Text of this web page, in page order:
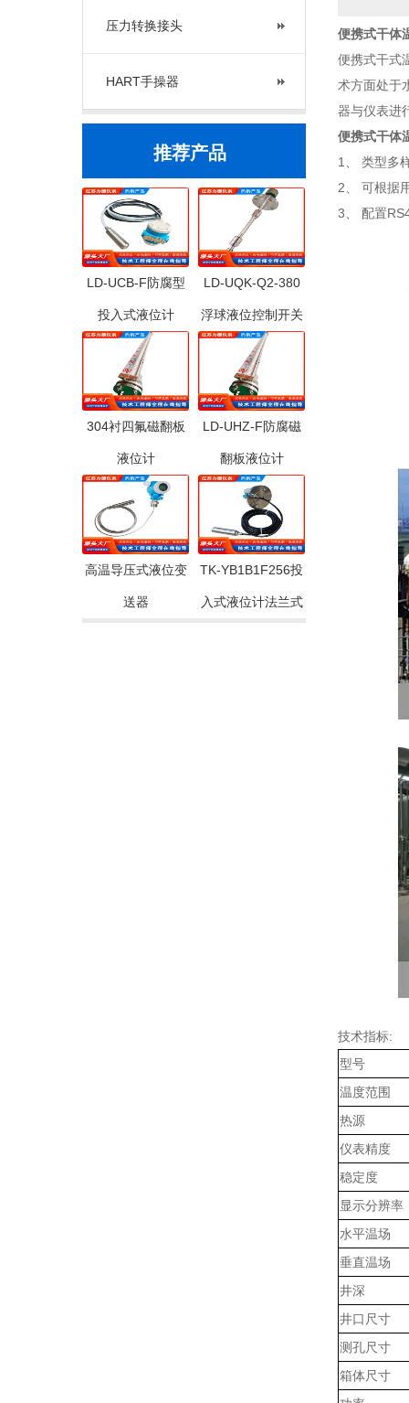
压力转换接头
HART手操器
推荐产品
LD-UCB-F防腐型
投入式液位计
LD-UQK-Q2-380
浮球液位控制开关
304衬四氟磁翻板
液位计
LD-UHZ-F防腐磁
翻板液位计
高温导压式液位变
送器
TK-YB1B1F256投
入式液位计法兰式
便携式干体
便携式干式
术方面处于
器与仪表进
便携式干体
1、 类型多
2、 可根据
3、 配置
技术指标:
型号
温度范围
热源
仪表精度
稳定度
显示分辨率
水平温场
垂直温场
井深
井口尺寸
测孔尺寸
箱体尺寸